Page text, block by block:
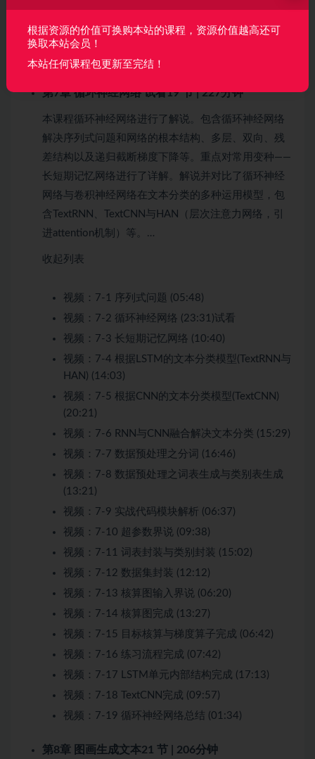
视频：6-11 图画风格转化V2算法 (14:11)
视频：6-12 图画风格转化V3算法 (05:57)
第7章 循环神经网络试看19 节 | 227分钟
本课程循环神经网络进行了解说。包含循环神经网络
解决序列式问题和网络的根本结构、多层、双向、残
差结构以及递归截断梯度下降等。重点对常用变种——
长短期记忆网络进行了详解。解说并对比了循环神经
网络与卷积神经网络在文本分类的多种运用模型，包
含TextRNN、TextCNN与HAN（层次注意力网络，引
进attention机制）等。…
收起列表
视频： 7-1 序列式问题 (05:48)
视频： 7-2 循环神经网络 (23:31)试看
视频： 7-3 长短期记忆网络 (10:40)
视频： 7-4 根据LSTM的文本分类模型(TextRNN与
HAN) (14:03)
视频： 7-5 根据CNN的文本分类模型(TextCNN)
(20:21)
视频： 7-6 RNN与CNN融合解决文本分类 (15:29)
视频： 7-7 数据预处理之分词 (16:46)
视频： 7-8 数据预处理之词表生成与类别表生成
(13:21)
视频： 7-9 实战代码模块解析 (06:37)
视频： 7-10 超参数界说 (09:38)
视频： 7-11 词表封装与类别封装 (15:02)
视频： 7-12 数据集封装 (12:12)
视频： 7-13 核算图输入界说 (06:20)
视频： 7-14 核算图完成 (13:27)
视频： 7-15 目标核算与梯度算子完成 (06:42)
视频： 7-16 练习流程完成 (07:42)
视频： 7-17 LSTM单元内部结构完成 (17:13)
视频： 7-18 TextCNN完成 (09:57)
视频： 7-19 循环神经网络总结 (01:34)
第8章 图画生成文本21 节 | 206分钟
根据资源的价值可换购本站的课程，资源价值越高还可
换取本站会员！
本站任何课程包更新至完结！